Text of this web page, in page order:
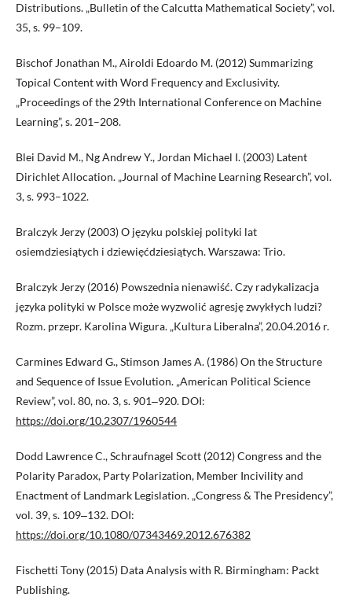
Distributions. „Bulletin of the Calcutta Mathematical Society”, vol.
35, s. 99–109.
Bischof Jonathan M., Airoldi Edoardo M. (2012) Summarizing
Topical Content with Word Frequency and Exclusivity.
„Proceedings of the 29th International Conference on Machine
Learning”, s. 201–208.
Blei David M., Ng Andrew Y., Jordan Michael I. (2003) Latent
Dirichlet Allocation. „Journal of Machine Learning Research”, vol.
3, s. 993–1022.
Bralczyk Jerzy (2003) O języku polskiej polityki lat
osiemdziesiątych i dziewięćdziesiątych. Warszawa: Trio.
Bralczyk Jerzy (2016) Powszednia nienawiść. Czy radykalizacja
języka polityki w Polsce może wyzwolić agresję zwykłych ludzi?
Rozm. przepr. Karolina Wigura. „Kultura Liberalna”, 20.04.2016 r.
Carmines Edward G., Stimson James A. (1986) On the Structure
and Sequence of Issue Evolution. „American Political Science
Review”, vol. 80, no. 3, s. 901‒920. DOI:
https://doi.org/10.2307/1960544
Dodd Lawrence C., Schraufnagel Scott (2012) Congress and the
Polarity Paradox, Party Polarization, Member Incivility and
Enactment of Landmark Legislation. „Congress & The Presidency”,
vol. 39, s. 109‒132. DOI:
https://doi.org/10.1080/07343469.2012.676382
Fischetti Tony (2015) Data Analysis with R. Birmingham: Packt
Publishing.